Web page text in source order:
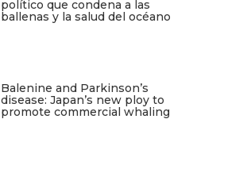
político que condena a las
ballenas y la salud del océano
Balenine and Parkinson’s
disease: Japan’s new ploy to
promote commercial whaling